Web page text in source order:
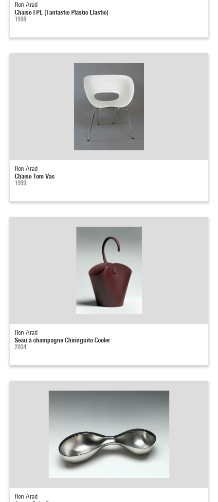
Ron Arad
Chaise FPE (Fantastic Plastic Elastic)
1998
Ron Arad
Chaise Tom Vac
1999
Ron Arad
Seau à champagne Chiringuito Cooler
2004
Ron Arad